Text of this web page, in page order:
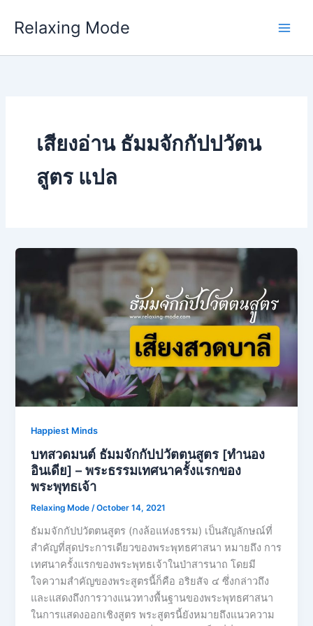
Relaxing Mode
เสียงอ่าน ธัมมจักกัปปวัตน
สูตร แปล
Happiest Minds
บทสวดมนต์ ธัมมจักกัปปวัตตนสูตร [ทำนอง
อินเดีย] – พระธรรมเทศนาครั้งแรกของ
พระพุทธเจ้า
Relaxing Mode/October 14, 2021
ธัมมจักกัปปวัตตนสูตร (กงล้อแห่งธรรม) เป็นสัญลักษณ์ที่
สำคัญที่สุดประการเดียวของพระพุทธศาสนา หมายถึง การ
เทศนาครั้งแรกของพระพุทธเจ้าในป่าสารนาถ โดยมี
ใจความสำคัญของพระสูตรนี้ก็คือ อริยสัจ ๔ ซึ่งกล่าวถึง
และแสดงถึงการวางแนวทางพื้นฐานของพระพุทธศาสนา
ในการแสดงออกเชิงสูตร พระสูตรนี้ยังหมายถึงแนวความ